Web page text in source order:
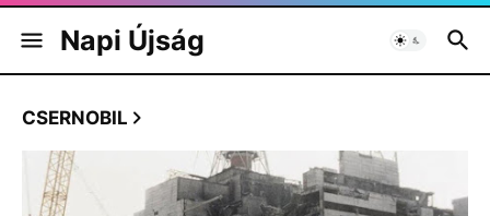
Napi Újság
CSERNOBIL